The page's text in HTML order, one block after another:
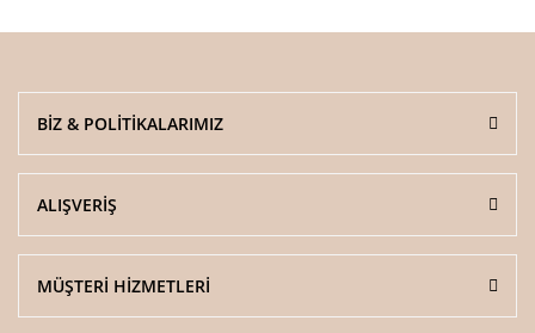
BİZ & POLİTİKALARIMIZ
ALIŞVERİŞ
MÜŞTERİ HİZMETLERİ